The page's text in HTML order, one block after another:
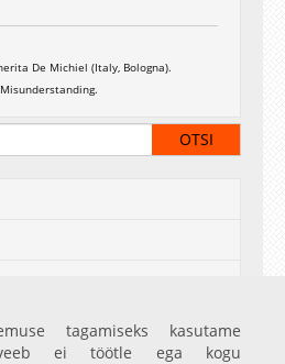
De Michiel (Italy, Bologna).
tagamiseks kasutame
veeb ei töötle ega kogu